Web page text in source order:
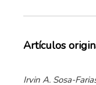
Artículos
Irvin A. Sosa-